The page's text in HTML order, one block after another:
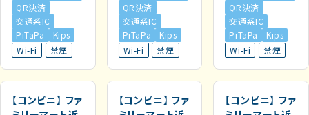
QR決済
交通系IC
PiTaPa
Kips
Wi-Fi
禁煙
QR決済
交通系IC
PiTaPa
Kips
Wi-Fi
禁煙
QR決済
交通系IC
PiTaPa
Kips
Wi-Fi
禁煙
【コンビニ】 ファ
【コンビニ】 ファ
【コンビニ】 ファ